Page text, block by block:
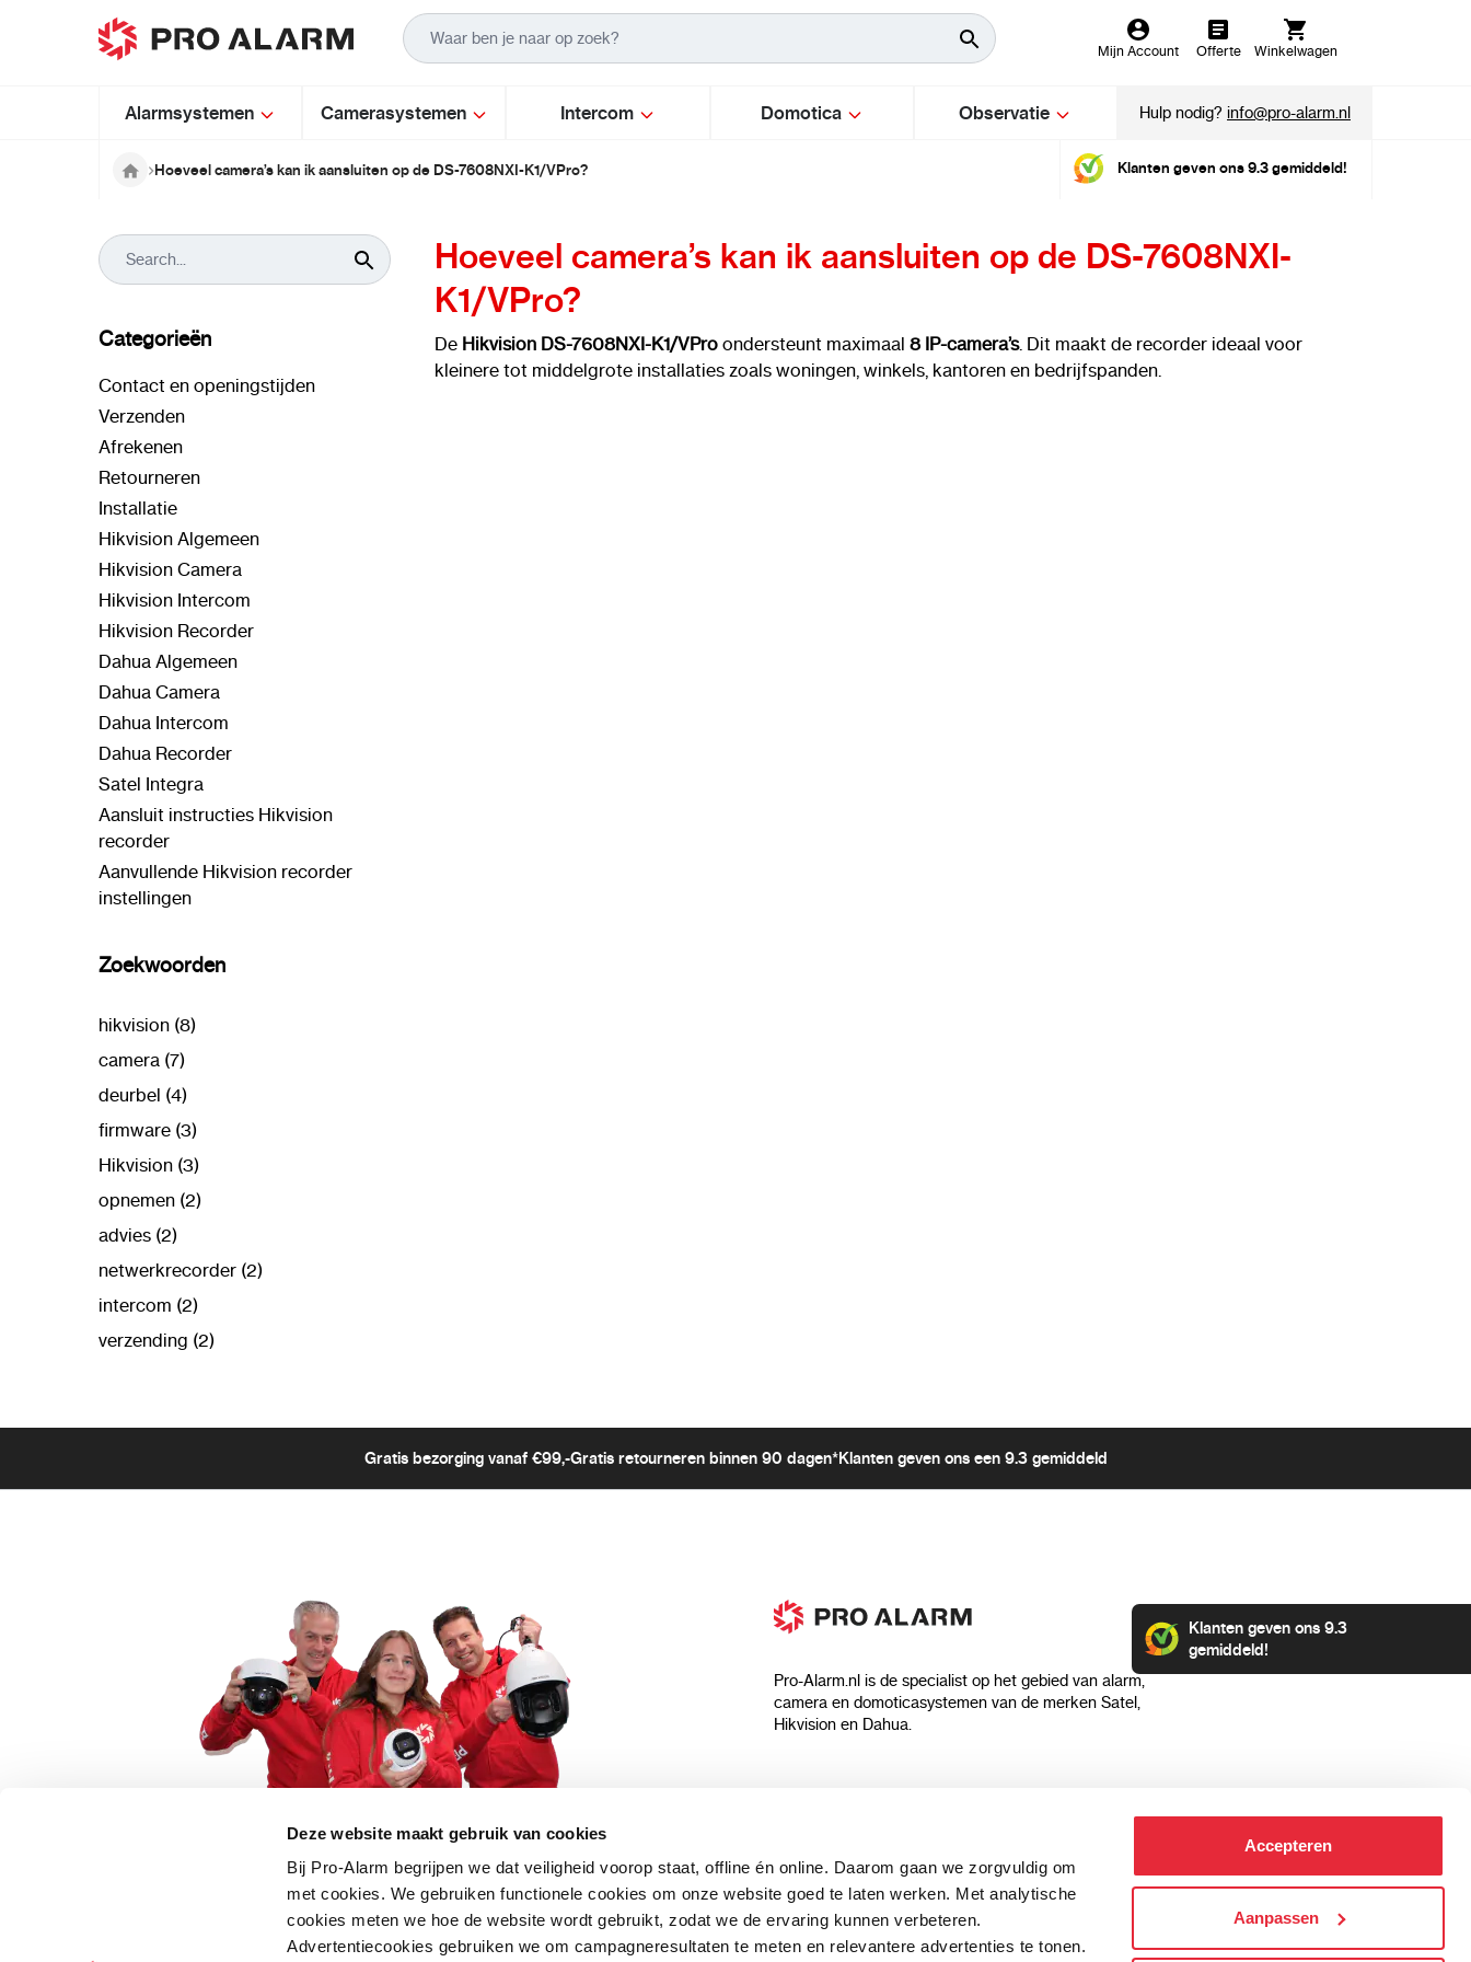
Deze website maakt gebruik van cookies
Bij Pro-Alarm begrijpen we dat veiligheid voorop staat, offline én online. Daarom gaan we zorgvuldig om
met cookies. We gebruiken functionele cookies om onze website goed te laten werken. Met analytische
cookies meten we hoe de website wordt gebruikt, zodat we de ervaring kunnen verbeteren.
Advertentiecookies gebruiken we om campagneresultaten te meten en relevantere advertenties te tonen.
Accepteren
Aanpassen
Ga naar de inhoud
Mijn Account Offerte Winkelwagen
Alarmsystemen Camerasystemen Intercom Domotica Observatie Hulp nodig?info@pro-alarm.nl
Hoeveel camera’s kan ik aansluiten op de DS-7608NXI-K1/VPro? Klanten geven ons 9.3 gemiddeld!
Hoeveel camera’s kan ik aansluiten op de DS-7608NXI-
K1/VPro?
De Hikvision DS-7608NXI-K1/VPro ondersteunt maximaal 8 IP-camera’s. Dit maakt de recorder ideaal voor
kleinere tot middelgrote installaties zoals woningen, winkels, kantoren en bedrijfspanden.
Categorieën
Contact en openingstijden
Verzenden
Afrekenen
Retourneren
Installatie
Hikvision Algemeen
Hikvision Camera
Hikvision Intercom
Hikvision Recorder
Dahua Algemeen
Dahua Camera
Dahua Intercom
Dahua Recorder
Satel Integra
Aansluit instructies Hikvision
recorder
Aanvullende Hikvision recorder
instellingen
Zoekwoorden
hikvision (8)
camera (7)
deurbel (4)
firmware (3)
Hikvision (3)
opnemen (2)
advies (2)
netwerkrecorder (2)
intercom (2)
verzending (2)
Gratis bezorging vanaf €99,-Gratis retourneren binnen 90 dagen*Klanten geven ons een 9.3 gemiddeld
5 euro korting op je aankoop?
Schrijf je direct in voor onze nieuwsbrief en
Pro-Alarm.nl is de specialist op het gebied van alarm,
camera en domoticasystemen van de merken Satel,
Hikvision en Dahua.
Klanten geven ons 9.3
gemiddeld!
Algemene voorwaarden
Privacyverklaring
Blog
Verzending & bezorging
Aansluit instructies
Categorieën
Alarmsystemen
Beveiligingscamera's
IP camera's
Hikvision camera's